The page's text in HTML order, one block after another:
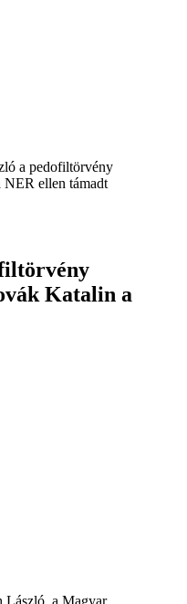
a pedofiltörvény
NER ellen támadt
Katalin a
László, a Magyar